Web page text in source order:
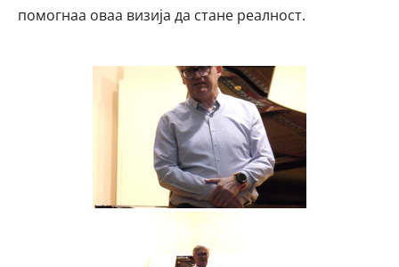
помогнаа оваа визија да стане реалност.